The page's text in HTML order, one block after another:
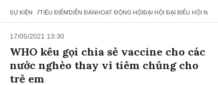
SỰ KIỆN /TIÊU ĐIỂMDIỄN ĐÀNHOẠT ĐỘNG HỘIĐẠI HỘI ĐẠI BIỂU HỘI NỮ
17/05/2021 13:30
WHO kêu gọi chia sẻ vaccine cho các
nước nghèo thay vì tiêm chủng cho
trẻ em